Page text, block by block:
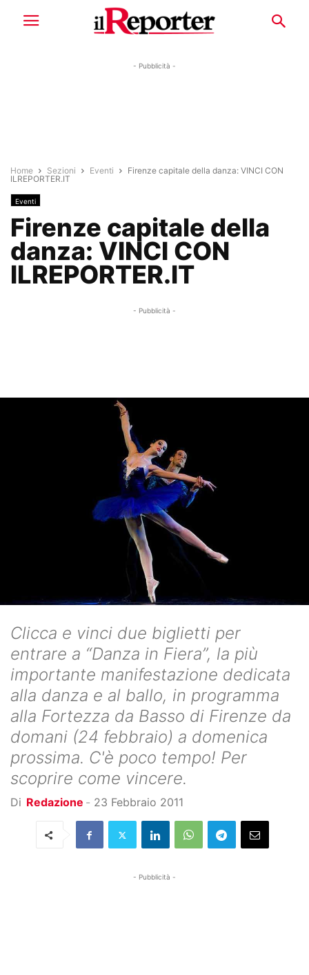
- Pubblicità -
Home Sezioni Eventi
Firenze capitale della danza: VINCI CON
ILREPORTER.IT
Eventi
Firenze capitale della
danza: VINCI CON
ILREPORTER.IT
- Pubblicità -
Clicca e vinci due biglietti per
entrare a “Danza in Fiera”, la più
importante manifestazione dedicata
alla danza e al ballo, in programma
alla Fortezza da Basso di Firenze da
domani (24 febbraio) a domenica
prossima. C'è poco tempo! Per
scoprire come vincere.
Di Redazione - 23 Febbraio 2011
- Pubblicità -